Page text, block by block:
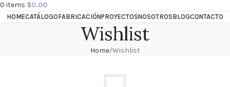
0 items $0.00
HOMECATÁLOGOFABRICACIÓNPROYECTOSNOSOTROSBLOGCONTACTO
Wishlist
Home Wishlist